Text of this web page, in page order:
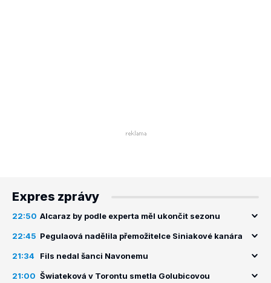
Expres zprávy
22:50 Alcaraz by podle experta měl ukončit sezonu
22:45 Pegulaová nadělila přemožitelce Siniakové kanára
21:34 Fils nedal šanci Navonemu
21:00 Šwiateková v Torontu smetla Golubicovou